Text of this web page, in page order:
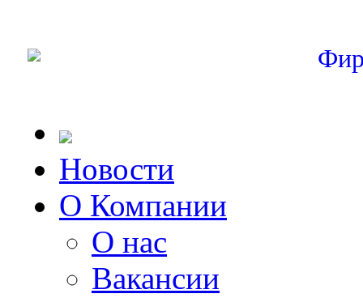
Новости
О Компании
О нас
Вакансии